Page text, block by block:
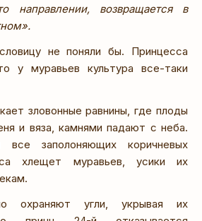
направлении, возвращается в
не поняли бы. Принцесса
у муравьев культура все-таки
зловонные равнины, где плоды
и вяза, камнями падают с неба.
все заполоняющих коричневых
хлещет муравьев, усики их
охраняют угли, укрывая их